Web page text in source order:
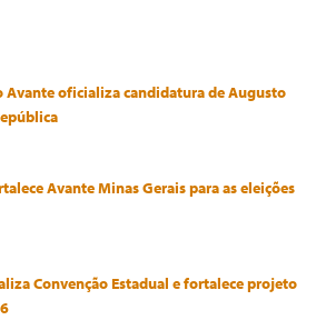
Avante oficializa candidatura de Augusto
Avante Minas Gerais para as eleições
Convenção Estadual e fortalece projeto